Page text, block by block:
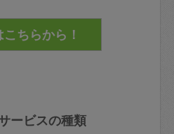
ービスの種類